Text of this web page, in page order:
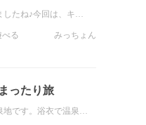
したね♪今回は、キ…
べる
みっちょん
ったり旅
地です。浴衣で温泉…